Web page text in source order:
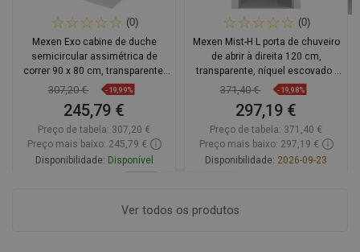
(0)
Mexen Exo cabine de duche
semicircular assimétrica de
correr 90 x 80 cm, transparente,
cromada - 8132-090-080-01-00
307,20 € -19,99%
245,79 €
Preço de tabela: 307,20 €
Preço mais baixo: 245,79 €
Disponibilidade: Disponível
(0)
Mexen Mist-H L porta de chuveiro
de abrir à direita 120 cm,
transparente, níquel escovado -
8A5L-120-000-97-00-P
371,40 € -19,98%
297,19 €
Preço de tabela: 371,40 €
Preço mais baixo: 297,19 €
Disponibilidade: 2026-09-23
Ver todos os produtos